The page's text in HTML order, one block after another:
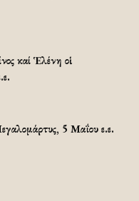
καί Ἑλένη οἱ
5 Μαΐου ε.ε.